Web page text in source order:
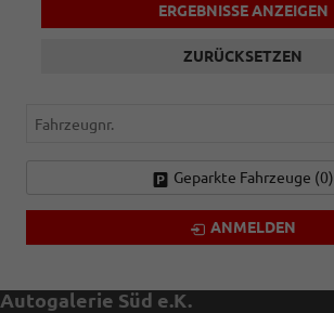
ERGEBNISSE ANZEIGEN
ZURÜCKSETZEN
Fahrzeugnr.
Geparkte Fahrzeuge (0)
ANMELDEN
Autogalerie Süd e.K.